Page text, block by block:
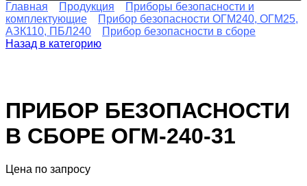
Главная Продукция
Приборы безопасности и
комплектующие
Прибор безопасности ОГМ240, ОГМ25,
АЗК110, ПБЛ240
Прибор безопасности в сборе
Назад в категорию
ПРИБОР БЕЗОПАСНОСТИ
В СБОРЕ ОГМ-240-31
Цена по запросу